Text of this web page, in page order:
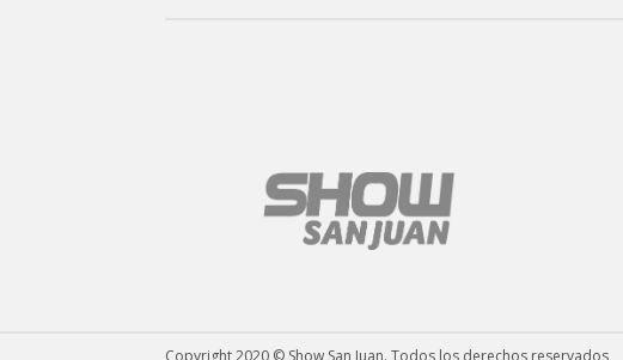
Copyright 2020 © Show San Juan. Todos los derechos reservados